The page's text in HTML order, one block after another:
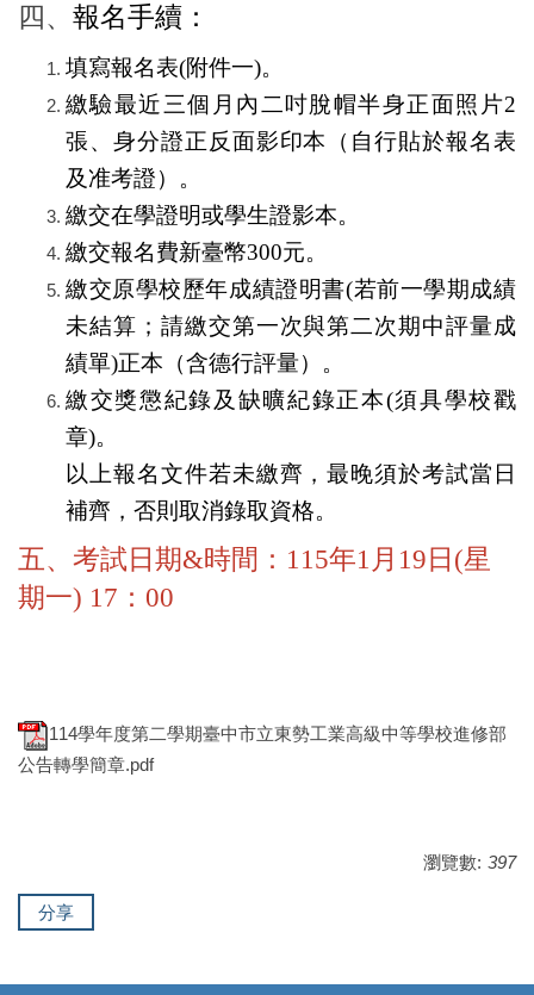
四、 報名手續：
填寫報名表(附件一)。
繳驗最近三個月內二吋脫帽半身正面照片2
張、身分證正反面影印本（自行貼於報名表
及准考證）。
繳交在學證明或學生證影本。
繳交報名費新臺幣300元。
繳交原學校歷年成績證明書(若前一學期成績
未結算；請繳交第一次與第二次期中評量成
績單)正本（含德行評量）。
繳交獎懲紀錄及缺曠紀錄正本(須具學校戳
章)。
以上報名文件若未繳齊，最晚須於考試當日
補齊，否則取消錄取資格。
五、考試日期&時間：115年1月19日(星
期一) 17：00
114學年度第二學期臺中市立東勢工業高級中等學校進修部
公告轉學簡章.pdf
瀏覽數: 397
分享